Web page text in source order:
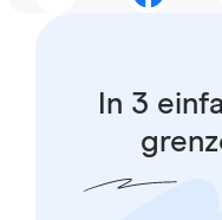
In 3